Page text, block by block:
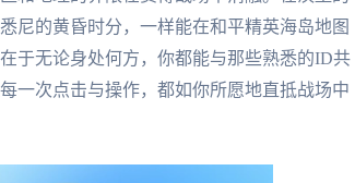
尼的黄昏时分，一样能在和平精英海岛地图
于无论身处何方，你都能与那些熟悉的ID共
一次点击与操作，都如你所愿地直抵战场中